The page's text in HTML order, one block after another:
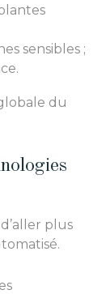
sensibles ;
du
plus